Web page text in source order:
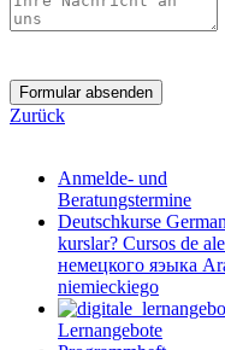
Formular absenden
Zurück
Anmelde- und
Beratungstermine
Deutschkurse
kurslar? Cursos de
немецкого яэыка
niemieckiego
Lernangebote